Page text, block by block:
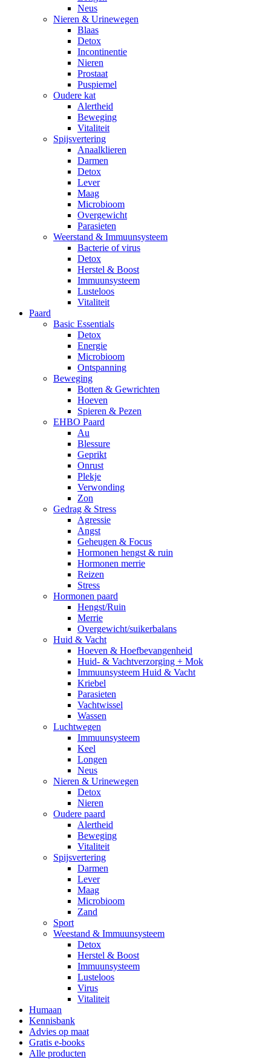
Neus
Nieren & Urinewegen
Blaas
Detox
Incontinentie
Nieren
Prostaat
Puspiemel
Oudere kat
Alertheid
Beweging
Vitaliteit
Spijsvertering
Anaalklieren
Darmen
Detox
Lever
Maag
Microbioom
Overgewicht
Parasieten
Weerstand & Immuunsysteem
Bacterie of virus
Detox
Herstel & Boost
Immuunsysteem
Lusteloos
Vitaliteit
Paard
Basic Essentials
Detox
Energie
Microbioom
Ontspanning
Beweging
Botten & Gewrichten
Hoeven
Spieren & Pezen
EHBO Paard
Au
Blessure
Geprikt
Onrust
Plekje
Verwonding
Zon
Gedrag & Stress
Agressie
Angst
Geheugen & Focus
Hormonen hengst & ruin
Hormonen merrie
Reizen
Stress
Hormonen paard
Hengst/Ruin
Merrie
Overgewicht/suikerbalans
Huid & Vacht
Hoeven & Hoefbevangenheid
Huid- & Vachtverzorging + Mok
Immuunsysteem Huid & Vacht
Kriebel
Parasieten
Vachtwissel
Wassen
Luchtwegen
Immuunsysteem
Keel
Longen
Neus
Nieren & Urinewegen
Detox
Nieren
Oudere paard
Alertheid
Beweging
Vitaliteit
Spijsvertering
Darmen
Lever
Maag
Microbioom
Zand
Sport
Weestand & Immuunsysteem
Detox
Herstel & Boost
Immuunsysteem
Lusteloos
Virus
Vitaliteit
Humaan
Kennisbank
Advies op maat
Gratis e-books
Alle producten